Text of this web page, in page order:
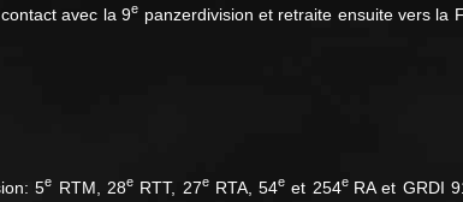
avec la 9e panzerdivision et retraite ensuite vers la
5e RTM, 28eRTT, 27eRTA, 54e et 254e RA et GRDI